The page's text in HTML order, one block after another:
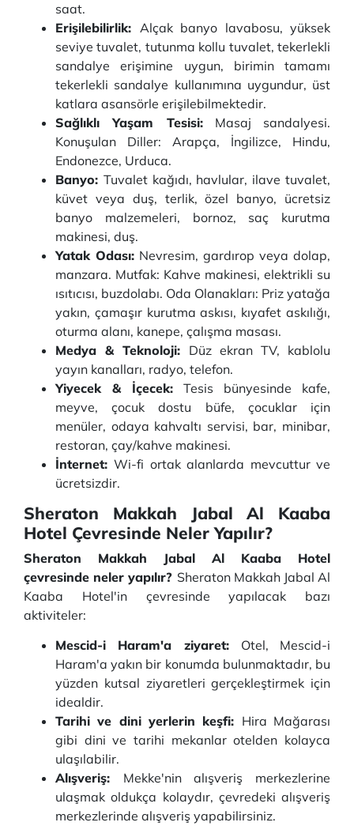
saat.
Erişilebilirlik: Alçak banyo lavabosu, yüksek
seviye tuvalet, tutunma kollu tuvalet, tekerlekli
sandalye erişimine uygun, birimin tamamı
tekerlekli sandalye kullanımına uygundur, üst
katlara asansörle erişilebilmektedir.
Sağlıklı Yaşam Tesisi:Masaj sandalyesi.
Konuşulan Diller: Arapça, İngilizce, Hindu,
Endonezce, Urduca.
Banyo: Tuvalet kağıdı, havlular, ilave tuvalet,
küvet veya duş, terlik, özel banyo, ücretsiz
banyo malzemeleri, bornoz, saç kurutma
makinesi, duş.
Yatak Odası: Nevresim, gardırop veya dolap,
manzara. Mutfak: Kahve makinesi, elektrikli su
ısıtıcısı, buzdolabı. Oda Olanakları: Priz yatağa
yakın, çamaşır kurutma askısı, kıyafet askılığı,
oturma alanı, kanepe, çalışma masası.
Medya & Teknoloji: Düz ekran TV, kablolu
yayın kanalları, radyo, telefon.
Yiyecek & İçecek:Tesis bünyesinde kafe,
meyve, çocuk dostu büfe, çocuklar için
menüler, odaya kahvaltı servisi, bar, minibar,
restoran, çay/kahve makinesi.
İnternet:Wi-fi ortak alanlarda mevcuttur ve
ücretsizdir.
Sheraton Makkah Jabal Al Kaaba
Hotel Çevresinde Neler Yapılır?
Sheraton Makkah Jabal Al Kaaba Hotel
çevresinde neler yapılır? Sheraton Makkah Jabal Al
Kaaba Hotel'in çevresinde yapılacak bazı
aktiviteler:
Mescid-i Haram'a ziyaret: Otel, Mescid-i
Haram'a yakın bir konumda bulunmaktadır, bu
yüzden kutsal ziyaretleri gerçekleştirmek için
idealdir.
Tarihi ve dini yerlerin keşfi: Hira Mağarası
gibi dini ve tarihi mekanlar otelden kolayca
ulaşılabilir.
Alışveriş: Mekke'nin alışveriş merkezlerine
ulaşmak oldukça kolaydır, çevredeki alışveriş
merkezlerinde alışveriş yapabilirsiniz.